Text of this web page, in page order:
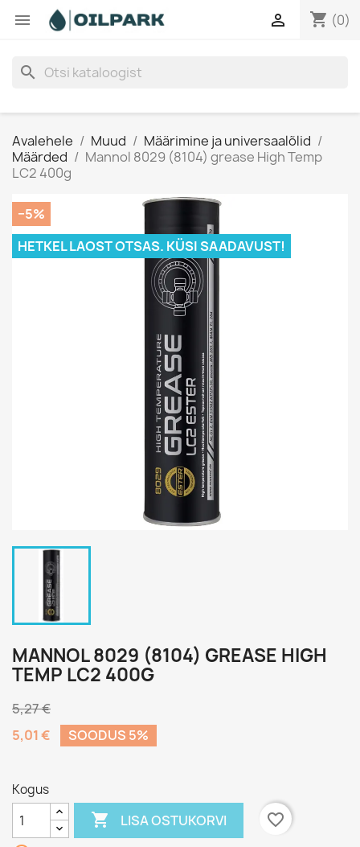
 shopping_cart (0)

search
Avalehele Muud
Määrimine ja universaalõlid
Määrded
Mannol 8029 (8104) grease High Temp
LC2 400g
−5%
HETKEL LAOST OTSAS. KÜSI SAADAVUST!
MANNOL 8029 (8104) GREASE HIGH
TEMP LC2 400G
5,27 €
5,01 €
SOODUS 5%
Kogus
 LISA OSTUKORVI
favorite_border